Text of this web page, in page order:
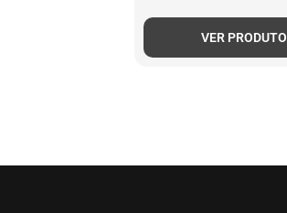
VER PRODUTO